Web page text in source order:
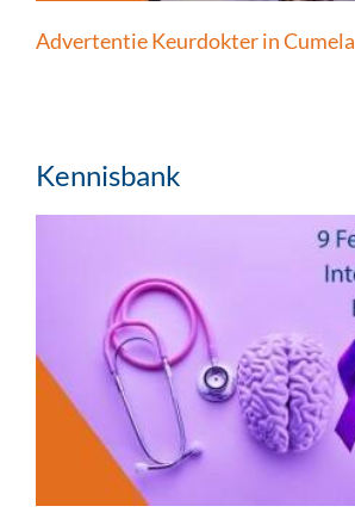
Advertentie Keurdokter in Cumela
Kennisbank